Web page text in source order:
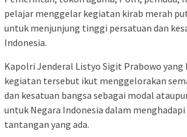
pelajar menggelar kegiatan kirab merah
untuk menjunjung tinggi persatuan dan
Indonesia.
Kapolri Jenderal Listyo Sigit Prabowo yang
kegiatan tersebut ikut menggelorakan
dan kesatuan bangsa sebagai modal
untuk Negara Indonesia dalam
tantangan yang ada.